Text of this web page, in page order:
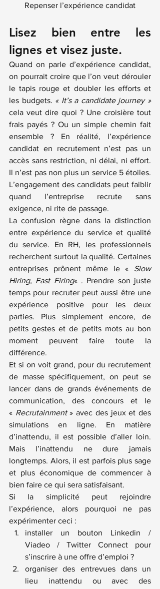
Repenser l’expérience candidat
Lisez bien entre les
lignes et visez juste.
Quand on parle d’expérience candidat,
on pourrait croire que l’on veut dérouler
le tapis rouge et doubler les efforts et
les budgets.
« It’s a candidate journey »
cela veut dire quoi ? Une croisière tout
frais payés ? Ou un simple chemin fait
ensemble ? En réalité, l’expérience
candidat en recrutement n’est pas un
accès sans restriction, ni délai, ni effort.
Il n’est pas non plus un service 5 étoiles.
L’engagement des candidats peut faiblir
quand l’entreprise recrute sans
exigence, ni rite de passage.
La confusion règne dans la distinction
entre expérience du service et qualité
du service. En RH, les professionnels
recherchent surtout la qualité. Certaines
entreprises prônent même le « Slow
Hiring, Fast Firing« . Prendre son juste
temps pour recruter peut aussi être une
expérience positive pour les deux
parties. Plus simplement encore, de
petits gestes et de petits mots au bon
moment peuvent faire toute la
différence.
Et si on voit grand, pour du recrutement
de masse spécifiquement, on peut se
lancer dans de grands événements de
communication, des concours et le
« Recrutainment » avec des jeux et des
simulations en ligne. En matière
d’inattendu, il est possible d’aller loin.
Mais l’inattendu ne dure jamais
longtemps. Alors, il est parfois plus sage
et plus économique de commencer à
bien faire ce qui sera satisfaisant.
Si la simplicité peut rejoindre
l’expérience, alors pourquoi ne pas
expérimenter ceci :
installer un bouton Linkedin /
Viadeo / Twitter Connect pour
s’inscrire à une offre d’emploi ?
organiser des entrevues dans un
lieu inattendu ou avec des